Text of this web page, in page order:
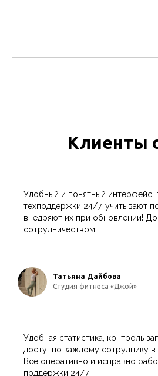
Клиенты
Удобный и понятный интерфейс,
техподдержки 24/7, учитывают
внедряют их при обновлении!
сотрудничеством
Татьяна Дайбова
Студия фитнеса «Джой»
Удобная статистика, контроль
доступно каждому сотруднику в
Все оперативно и исправно
поддержки 24/7